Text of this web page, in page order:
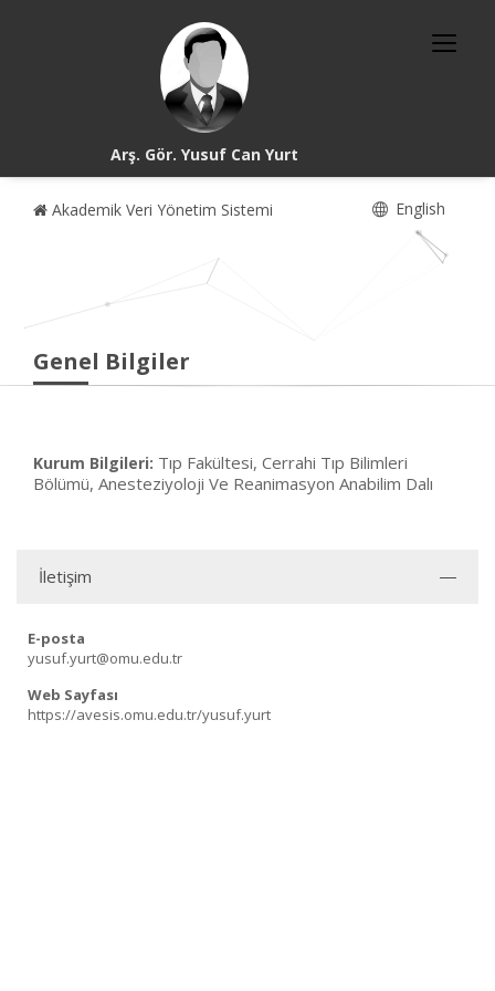
Arş. Gör. Yusuf Can Yurt
Akademik Veri Yönetim Sistemi English
Genel Bilgiler
Kurum Bilgileri: Tıp Fakültesi, Cerrahi Tıp Bilimleri
Bölümü, Anesteziyoloji Ve Reanimasyon Anabilim Dalı
İletişim
E-posta
yusuf.yurt@omu.edu.tr
Web Sayfası
https://avesis.omu.edu.tr/yusuf.yurt